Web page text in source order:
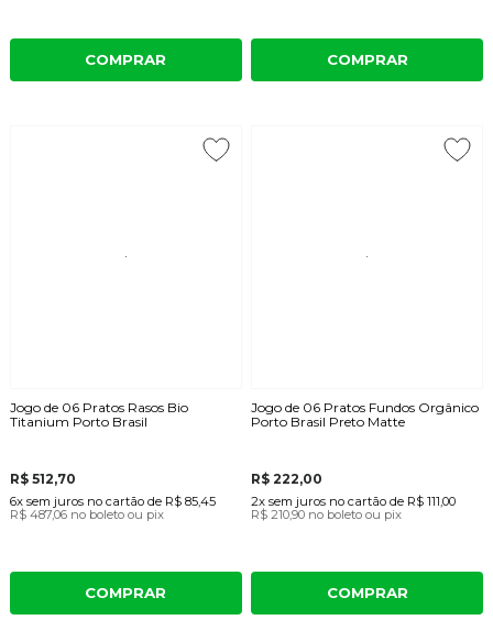
COMPRAR COMPRAR
Jogo de 06 Pratos Rasos Bio
Titanium Porto Brasil
R$ 512,70
6x sem juros no cartãode R$ 85,45
R$ 487,06 no boleto ou pix
COMPRAR
Jogo de 06 Pratos Fundos Orgânico
Porto Brasil Preto Matte
R$ 222,00
2x sem juros no cartão de R$ 111,00
R$ 210,90 no boleto ou pix
COMPRAR